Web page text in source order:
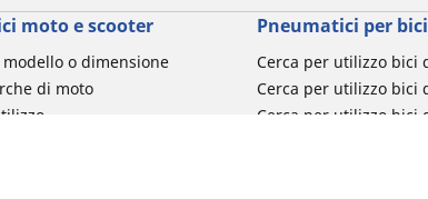
moto e scooter
modello o dimensione
di moto
Pneumatici per
Cerca per utilizzo bici
Cerca per utilizzo bici
Cerca per utilizzo bici